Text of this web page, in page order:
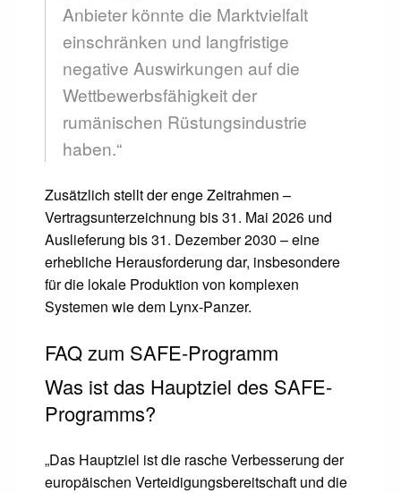
Anbieter könnte die Marktvielfalt
einschränken und langfristige
negative Auswirkungen auf die
Wettbewerbsfähigkeit der
rumänischen Rüstungsindustrie
haben.“
Zusätzlich stellt der enge Zeitrahmen –
Vertragsunterzeichnung bis 31. Mai 2026 und
Auslieferung bis 31. Dezember 2030 – eine
erhebliche Herausforderung dar, insbesondere
für die lokale Produktion von komplexen
Systemen wie dem Lynx-Panzer.
FAQ zum SAFE-Programm
Was ist das Hauptziel des SAFE-
Programms?
„Das Hauptziel ist die rasche Verbesserung der
europäischen Verteidigungsbereitschaft und die